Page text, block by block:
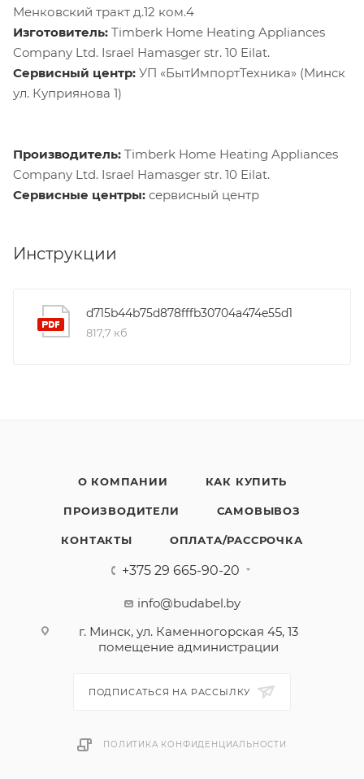
Менковский тракт д.12 ком.4
Изготовитель: Timberk Home Heating Appliances
Company Ltd. Israel Hamasger str. 10 Eilat.
Сервисный центр: УП «БытИмпортТехника» (Минск
ул. Куприянова 1)
Производитель: Timberk Home Heating Appliances
Company Ltd. Israel Hamasger str. 10 Eilat.
Сервисные центры: сервисный центр
Инструкции
d715b44b75d878fffb30704a474e55d1
817,7 кб
О КОМПАНИИ КАК КУПИТЬ
ПРОИЗВОДИТЕЛИ САМОВЫВОЗ
КОНТАКТЫ ОПЛАТА/РАССРОЧКА
+375 29 665-90-20
info@budabel.by
г. Минск, ул. Каменногорская 45, 13
помещение администрации
ПОДПИСАТЬСЯ НА РАССЫЛКУ
ПОЛИТИКА КОНФИДЕНЦИАЛЬНОСТИ